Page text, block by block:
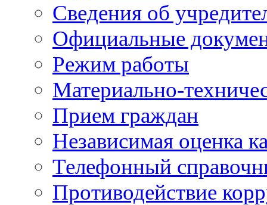
Сведения об
Официальные
Режим работы
Материально-
Прием граждан
Независимая оценка
Телефонный
Противодействие